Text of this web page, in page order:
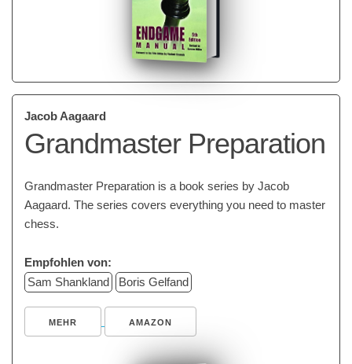
Jacob Aagaard
Grandmaster Preparation
Grandmaster Preparation is a book series by Jacob
Aagaard. The series covers everything you need to master
chess.
Empfohlen von:
Sam Shankland
Boris Gelfand
MEHR AMAZON